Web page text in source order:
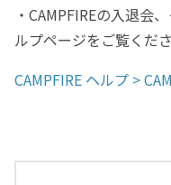
・CAMPFIREの入退会
ルプページをご覧くださ
CAMPFIRE ヘルプ >